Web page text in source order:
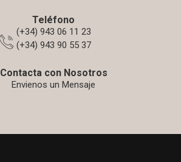
Teléfono
(+34) 943 06 11 23
(+34) 943 90 55 37
Contacta con Nosotros
Envienos un Mensaje